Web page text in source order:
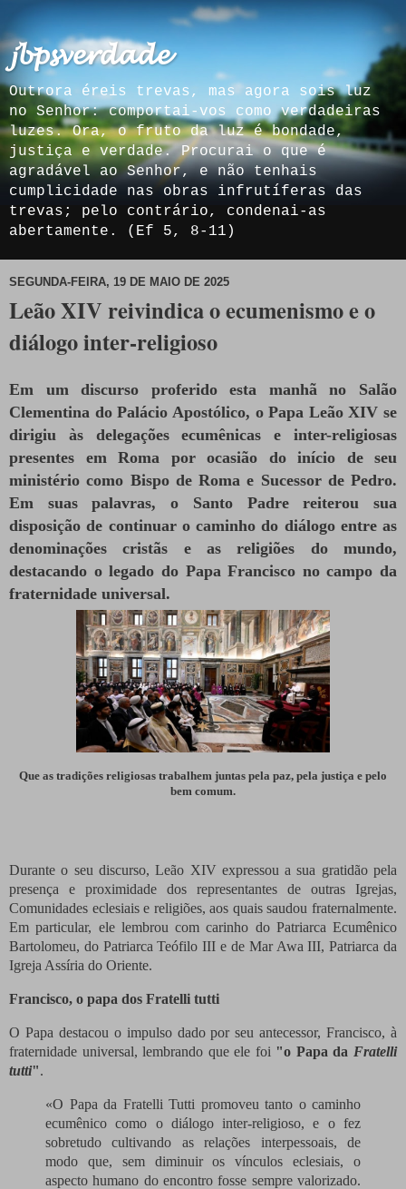
𝓳𝓫𝓹𝓼𝓿𝓮𝓻𝓭𝓪𝓭𝓮
Outrora éreis trevas, mas agora sois luz
no Senhor: comportai-vos como verdadeiras
luzes. Ora, o fruto da luz é bondade,
justiça e verdade. Procurai o que é
agradável ao Senhor, e não tenhais
cumplicidade nas obras infrutíferas das
trevas; pelo contrário, condenai-as
abertamente. (Ef 5, 8-11)
SEGUNDA-FEIRA, 19 DE MAIO DE 2025
Leão XIV reivindica o ecumenismo e o
diálogo inter-religioso
Em um discurso proferido esta manhã no Salão
Clementina do Palácio Apostólico, o Papa Leão XIV se
dirigiu às delegações ecumênicas e inter-religiosas
presentes em Roma por ocasião do início de seu
ministério como Bispo de Roma e Sucessor de Pedro.
Em suas palavras, o Santo Padre reiterou sua
disposição de continuar o caminho do diálogo entre as
denominações cristãs e as religiões do mundo,
destacando o legado do Papa Francisco no campo da
fraternidade universal.
Que as tradições religiosas trabalhem juntas pela paz, pela justiça e pelo
bem comum.
Durante o seu discurso, Leão XIV expressou a sua gratidão pela
presença e proximidade dos representantes de outras Igrejas,
Comunidades eclesiais e religiões, aos quais saudou fraternalmente.
Em particular, ele lembrou com carinho do Patriarca Ecumênico
Bartolomeu, do Patriarca Teófilo III e de Mar Awa III, Patriarca da
Igreja Assíria do Oriente.
Francisco, o papa dos Fratelli tutti
O Papa destacou o impulso dado por seu antecessor, Francisco, à
fraternidade universal, lembrando que ele foi "o Papa da Fratelli
tutti".
«O Papa da Fratelli Tutti promoveu tanto o caminho
ecumênico como o diálogo inter-religioso, e o fez
sobretudo cultivando as relações interpessoais, de
modo que, sem diminuir os vínculos eclesiais, o
aspecto humano do encontro fosse sempre valorizado.